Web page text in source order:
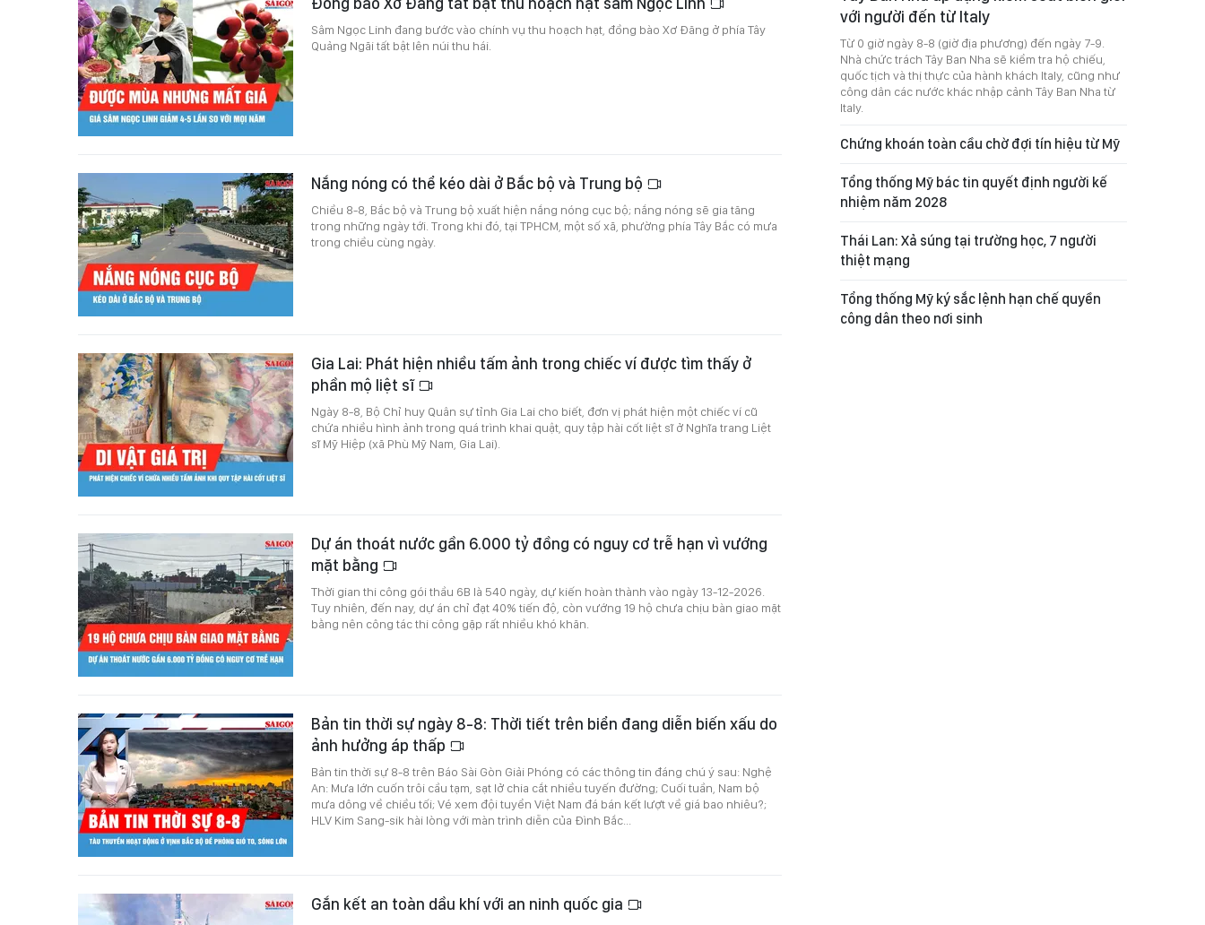
Sâm Ngọc Linh đang bước vào chính vụ thu hoạch hạt, đồng bào Xơ Đăng ở phía Tây
Quảng Ngãi tất bật lên núi thu hái.
Nắng nóng có thể kéo dài ở Bắc bộ và Trung bộ
Chiều 8-8, Bắc bộ và Trung bộ xuất hiện nắng nóng cục bộ; nắng nóng sẽ gia tăng
trong những ngày tới. Trong khi đó, tại TPHCM, một số xã, phường phía Tây Bắc có mưa
trong chiều cùng ngày.
Gia Lai: Phát hiện nhiều tấm ảnh trong chiếc ví được tìm thấy ở
phần mộ liệt sĩ
Ngày 8-8, Bộ Chỉ huy Quân sự tỉnh Gia Lai cho biết, đơn vị phát hiện một chiếc ví cũ
chứa nhiều hình ảnh trong quá trình khai quật, quy tập hài cốt liệt sĩ ở Nghĩa trang Liệt
sĩ Mỹ Hiệp (xã Phù Mỹ Nam, Gia Lai).
Dự án thoát nước gần 6.000 tỷ đồng có nguy cơ trễ hạn vì vướng
mặt bằng
Thời gian thi công gói thầu 6B là 540 ngày, dự kiến hoàn thành vào ngày 13-12-2026.
Tuy nhiên, đến nay, dự án chỉ đạt 40% tiến độ, còn vướng 19 hộ chưa chịu bàn giao mặt
bằng nên công tác thi công gặp rất nhiều khó khăn.
Bản tin thời sự ngày 8-8: Thời tiết trên biển đang diễn biến xấu do
ảnh hưởng áp thấp
Bản tin thời sự 8-8 trên Báo Sài Gòn Giải Phóng có các thông tin đáng chú ý sau: Nghệ
An: Mưa lớn cuốn trôi cầu tạm, sạt lở chia cắt nhiều tuyến đường; Cuối tuần, Nam bộ
mưa dông về chiều tối; Vé xem đội tuyển Việt Nam đá bán kết lượt về giá bao nhiêu?;
HLV Kim Sang-sik hài lòng với màn trình diễn của Đình Bắc...
Gắn kết an toàn dầu khí với an ninh quốc gia
với người đến từ Italy
Từ 0 giờ ngày 8-8 (giờ địa phương) đến ngày 7-9.
Nhà chức trách Tây Ban Nha sẽ kiểm tra hộ chiếu,
quốc tịch và thị thực của hành khách Italy, cũng như
công dân các nước khác nhập cảnh Tây Ban Nha từ
Italy.
Chứng khoán toàn cầu chờ đợi tín hiệu từ Mỹ
Tổng thống Mỹ bác tin quyết định người kế
nhiệm năm 2028
Thái Lan: Xả súng tại trường học, 7 người
thiệt mạng
Tổng thống Mỹ ký sắc lệnh hạn chế quyền
công dân theo nơi sinh